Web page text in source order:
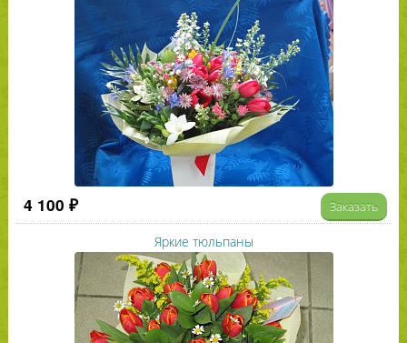
4 100 ₽ Заказать
Яркие тюльпаны